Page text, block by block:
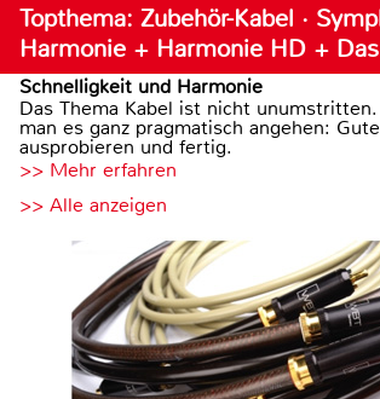
Topthema: Zubehör-Kabel ·
Harmonie + Harmonie HD +
Schnelligkeit und Harmonie
Das Thema Kabel ist nicht
man es ganz pragmatisch angehen:
ausprobieren und fertig.
>> Mehr erfahren
>> Alle anzeigen